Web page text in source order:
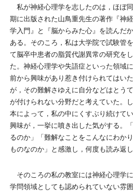
私が神経心理学を志したのは，ほぼ
期に出版された山鳥重先生の著作『神
学入門』と『脳からみた心』を読んだ
ある。そのころ，私は大学院で試験管
て脳卒中患者の脂質代謝異常の研究を
た。神経心理学や失語症といった領域
前から興味があり惹き付けられてはい
が，その難解さゆえに自分などはとう
が付けられない分野だと考えていた。
本によって，私の中にくすぶり続けて
興味が，一挙に噴き出した気がする。
るのか」「難解なことをこんなにわか
ものなのか」と感激し，何度も読み返
そのころの私の教室には神経心理学
学問領域としても認められていない雰